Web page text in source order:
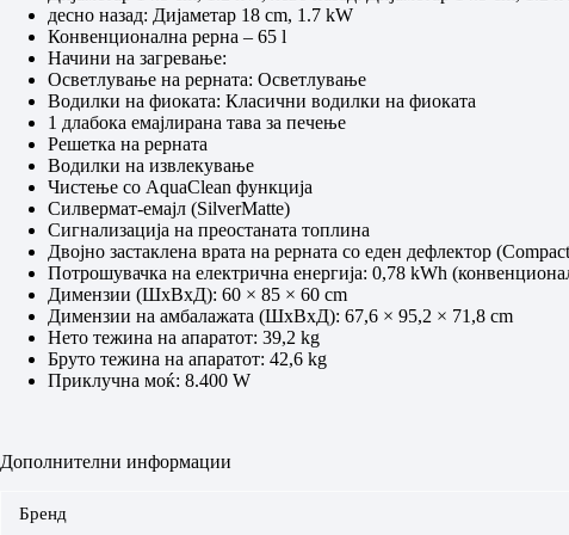
десно назад: Дијаметар 18 cm, 1.7 kW
Конвенционална рерна – 65 l
Начини на загревање:
Осветлување на рерната: Осветлување
Водилки на фиоката: Класични водилки на фиоката
1 длабока емајлирана тава за печење
Решетка на рерната
Водилки на извлекување
Чистење со AquaClean функција
Силвермат-емајл (SilverMatte)
Сигнализација на преостаната топлина
Двојно застаклена врата на рерната со еден дефлектор
Потрошувачка на електрична енергија: 0,78 kWh
Димензии (ШxВxД): 60 × 85 × 60 cm
Димензии на амбалажата (ШxВxД): 67,6 × 95,2 × 71,8 cm
Нето тежина на апаратот: 39,2 kg
Бруто тежина на апаратот: 42,6 kg
Приклучна моќ: 8.400 W
Дополнителни информации
Бренд